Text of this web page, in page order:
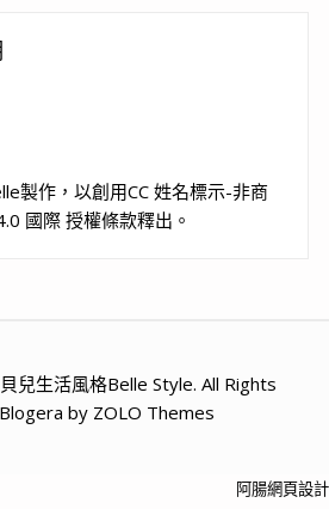
製作，以創用CC 姓名標示-非商
國際 授權條款釋出。
兒生活風格Belle Style. All Rights
by ZOLO Themes
阿腸網頁設計